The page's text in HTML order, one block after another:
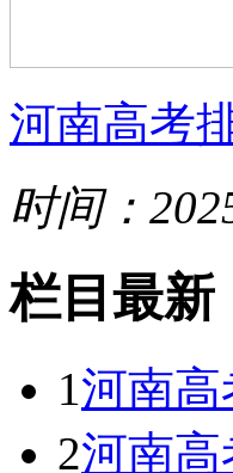
河南高考
时间：
栏目最新
1河南高
2河南高